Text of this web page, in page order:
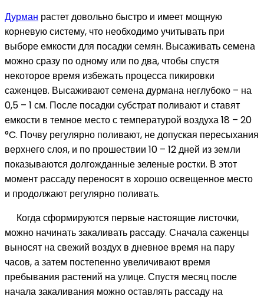
Дурман растет довольно быстро и имеет мощную
корневую систему, что необходимо учитывать при
выборе емкости для посадки семян. Высаживать семена
можно сразу по одному или по два, чтобы спустя
некоторое время избежать процесса пикировки
саженцев. Высаживают семена дурмана неглубоко – на
0,5 – 1 см. После посадки субстрат поливают и ставят
емкости в темное место с температурой воздуха 18 – 20
°C. Почву регулярно поливают, не допуская пересыхания
верхнего слоя, и по прошествии 10 – 12 дней из земли
показываются долгожданные зеленые ростки. В этот
момент рассаду переносят в хорошо освещенное место
и продолжают регулярно поливать.
Когда сформируются первые настоящие листочки,
можно начинать закаливать рассаду. Сначала саженцы
выносят на свежий воздух в дневное время на пару
часов, а затем постепенно увеличивают время
пребывания растений на улице. Спустя месяц после
начала закаливания можно оставлять рассаду на